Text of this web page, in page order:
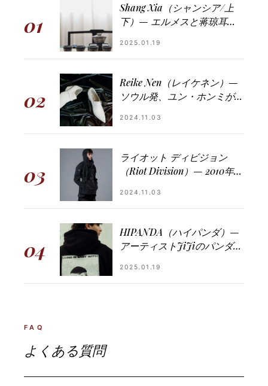
01
Shang Xia（シャンシア/上
下）— エルメスと蒋琼耳が
アリーの交差点
2025.01.19
02
Reike Nen（レイケネン）—
ソウル発、ユン・ホンミが建
性靴
2024.11.03
03
ライオット ディビジョン
（Riot Division）— 2010年キ
イナ・テックウェア
2024.11.03
04
HIPANDA（ハイパンダ）—
アーティストJiJiのパンダ彫
リートブランドの軌跡
2025.01.19
FAQ
よ くある 質問